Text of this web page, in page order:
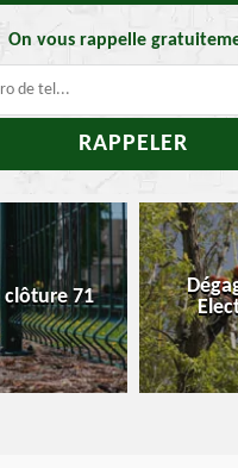
On vous rappelle
clôture 71